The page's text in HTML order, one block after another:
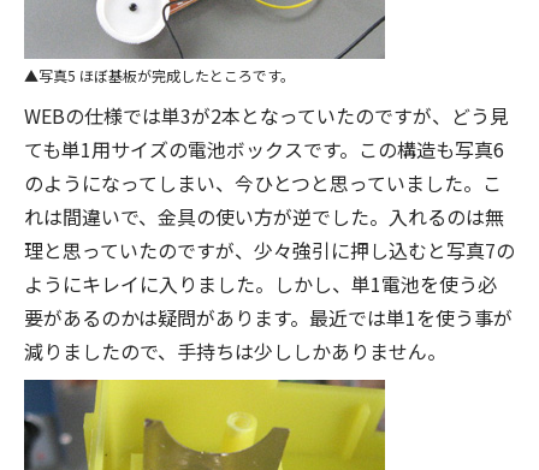
写真5 ほぼ基板が完成したところです。
WEBの仕様では単3が2本となっていたのですが、どう見
ても単1用サイズの電池ボックスです。この構造も写真6
のようになってしまい、今ひとつと思っていました。こ
れは間違いで、金具の使い方が逆でした。入れるのは無
理と思っていたのですが、少々強引に押し込むと写真7の
ようにキレイに入りました。しかし、単1電池を使う必
要があるのかは疑問があります。最近では単1を使う事が
減りましたので、手持ちは少ししかありません。